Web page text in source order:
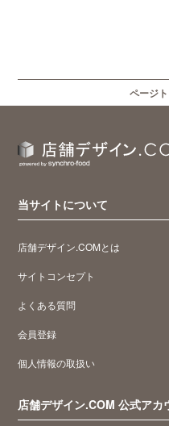
ページ
当サイトについて
店舗デザイン.COMとは
サイトコンセプト
よくある質問
会員登録
個人情報の取扱い
店舗デザイン.COM 公式アカ